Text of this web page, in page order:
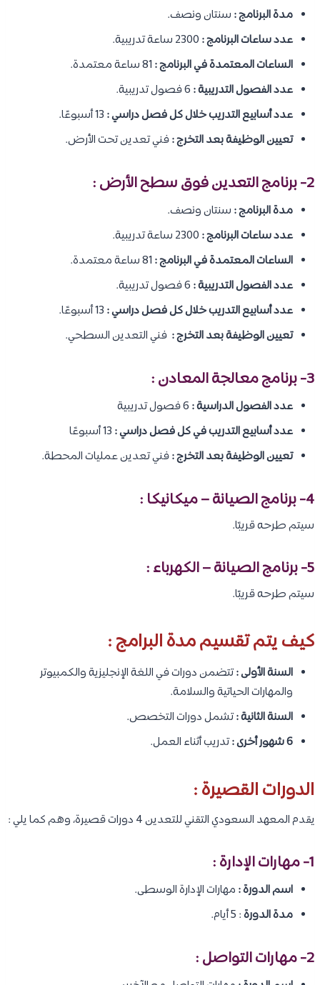
مدة البرنامج : سنتان ونصف.
عدد ساعات البرنامج : 2300 ساعة تدريبية.
الساعات المعتمدة في البرنامج : 81 ساعة معتمدة.
عدد الفصول التدريبية : 6 فصول تدريبية.
عدد أسابيع التدريب خلال كل فصل دراسي :
تعيين الوظيفة بعد التخرج :فني تعدين تحت الأرض.
2- برنامج التعدين فوق سطح الأرض :
مدة البرنامج : سنتان ونصف.
عدد ساعات البرنامج : 2300 ساعة تدريبية.
الساعات المعتمدة في البرنامج : 81 ساعة معتمدة.
عدد الفصول التدريبية : 6 فصول تدريبية.
عدد أسابيع التدريب خلال كل فصل دراسي :
تعيين الوظيفة بعد التخرج : فني التعدين السطحي.
3- برنامج معالجة المعادن :
عدد الفصول الدراسية :
عدد أسابيع التدريب في كل فصل دراسي : 13 أسبوعًا
تعيين الوظيفة بعد التخرج :فني تعدين عمليات المحطة.
4- برنامج الصيانة – ميكانيكا :
سيتم طرحه قريبًا.
5- برنامج الصيانة – الكهرباء :
سيتم طرحه قريبًا.
كيف يتم تقسيم مدة البرامج :
السنة الأولى :تتضمن دورات في اللغة الإنجليزية والكمبيوتر
والمهارات الحياتية والسلامة.
السنة الثانية :تشمل دورات التخصص.
6 شهور أخرى :
تدريب أثناء العمل.
الدورات القصيرة :
يقدم المعهد السعودي التقني للتعدين 4 دورات قصيرة، وهم كما يلي :
1- مهارات الإدارة :
اسم الدورة : مهارات الإدارة الوسطى.
مدة الدورة: 5 أيام.
2- مهارات التواصل :